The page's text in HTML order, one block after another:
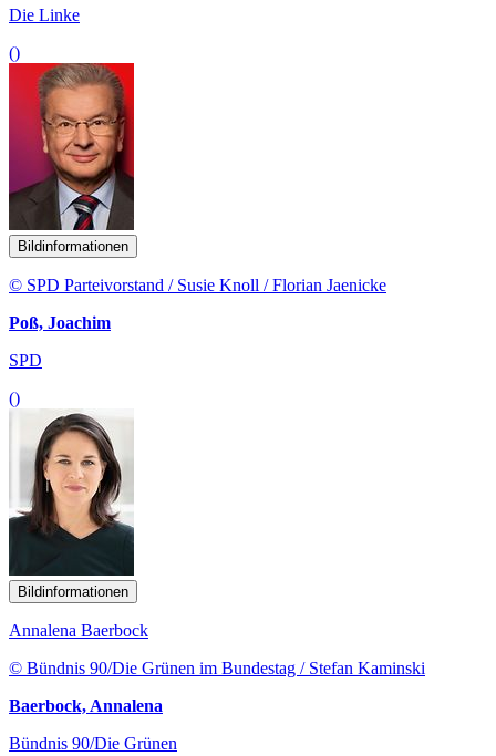
Die Linke
()
Bildinformationen
© SPD Parteivorstand / Susie Knoll / Florian Jaenicke
Poß, Joachim
SPD
()
Bildinformationen
Annalena Baerbock
© Bündnis 90/Die Grünen im Bundestag / Stefan Kaminski
Baerbock, Annalena
Bündnis 90/Die Grünen